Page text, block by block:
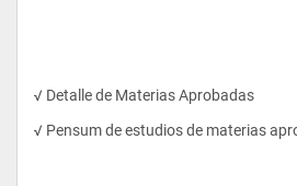
√ Detalle de Materias Aprobadas
√ Pensum de estudios de materias